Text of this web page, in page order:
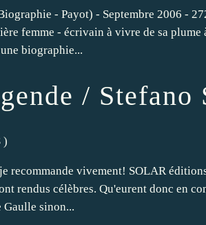
- Payot) - Septembre 2006 -
femme - écrivain à vivre de sa plume
biographie...
/
)
recommande vivement! SOLAR
rendus célèbres. Qu'eurent donc en
Gaulle sinon...